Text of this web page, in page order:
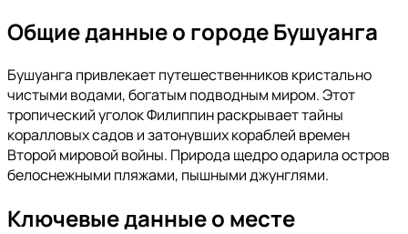
Общие данные о городе Бушуанга
Бушуанга привлекает путешественников кристально
чистыми водами, богатым подводным миром. Этот
тропический уголок Филиппин раскрывает тайны
коралловых садов и затонувших кораблей времен
Второй мировой войны. Природа щедро одарила остров
белоснежными пляжами, пышными джунглями.
Ключевые данные о месте